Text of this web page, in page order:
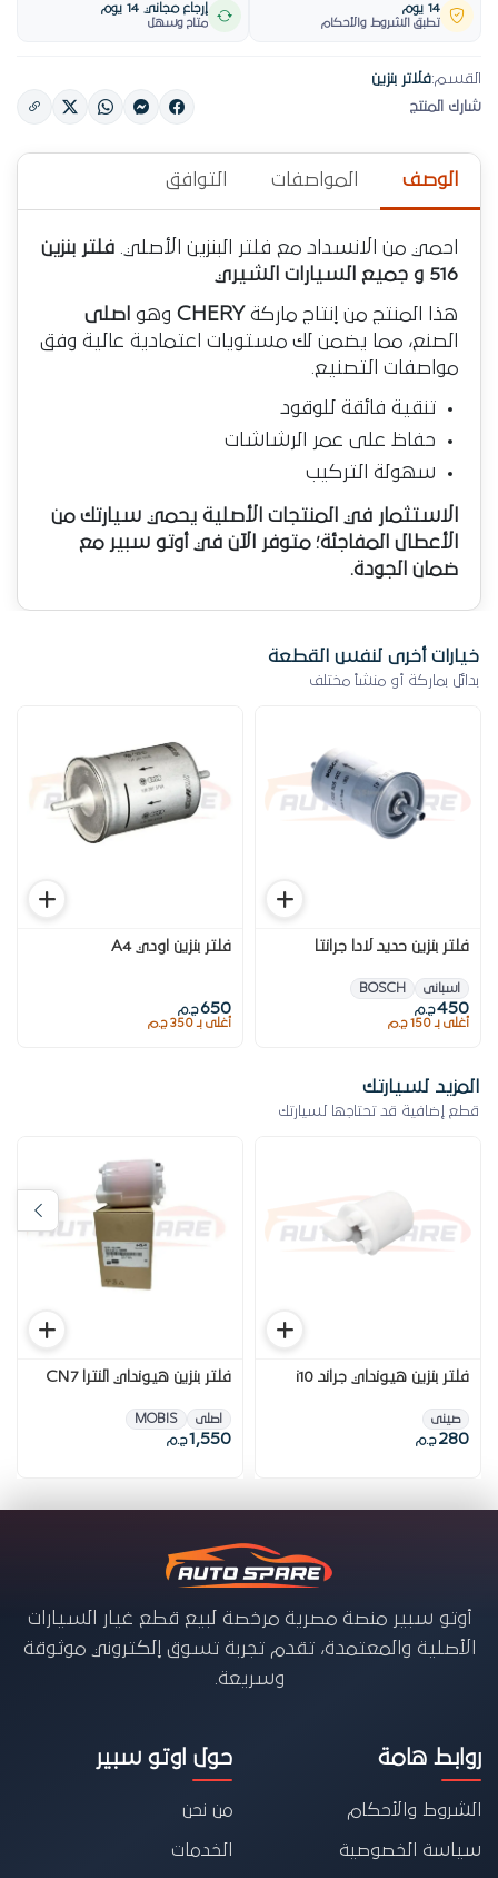
14 يوم
تطبق الشروط والأحكام
إرجاع مجاني 14 يوم
متاح وسهل
القسم:فلاتر بنزين
شارك المنتج
الوصف المواصفات التوافق
احمي من الانسداد مع فلتر البنزين الأصلي. فلتر بنزين
516 و جميع السيارات الشيري
هذا المنتج من إنتاج ماركة CHERY وهو اصلى
الصنع، مما يضمن لك مستويات اعتمادية عالية وفق
مواصفات التصنيع.
تنقية فائقة للوقود
حفاظ على عمر الرشاشات
سهولة التركيب
الاستثمار في المنتجات الأصلية يحمي سيارتك من
الأعطال المفاجئة؛ متوفر الآن في أوتو سبير مع
ضمان الجودة.
خيارات أخرى لنفس القطعة
بدائل بماركة أو منشأ مختلف
فلتر بنزين حديد لادا جرانتا
اسبانى BOSCH
450ج.م
أغلى بـ 150 ج.م
فلتر بنزين اودي A4
650ج.م
أغلى بـ 350 ج.م
المزيد لسيارتك
قطع إضافية قد تحتاجها لسيارتك
فلتر بنزين هيونداي جراند i10
صينى
280 ج.م
فلتر بنزين هيونداي النترا CN7
اصلى MOBIS
1,550ج.م
أوتو سبير منصة مصرية مرخصة لبيع قطع غيار السيارات
الأصلية والمعتمدة، تقدم تجربة تسوق إلكتروني موثوقة
وسريعة.
روابط هامة
الشروط والأحكام
سياسة الخصوصية
حول اوتو سبير
من نحن
الخدمات